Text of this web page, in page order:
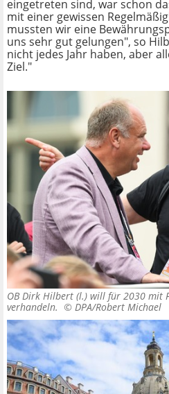
eingetreten sind, war schon
mit einer gewissen
mussten wir eine
uns sehr gut gelungen", so
nicht jedes Jahr haben, aber
Ziel."
OB Dirk Hilbert (l.) will für 2030 mit
verhandeln. © DPA/Robert Michael